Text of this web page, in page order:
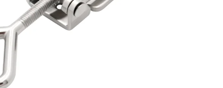
Shenzhen/Guangzhou
China